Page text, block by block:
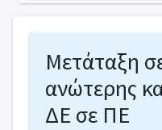
Έκδοση
Μετάταξη
ανώτερης
ΔΕ σε ΠΕ